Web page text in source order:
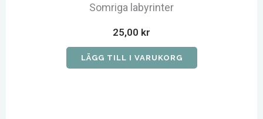
Somriga labyrinter
25,00 kr
LÄGG TILL I VARUKORG